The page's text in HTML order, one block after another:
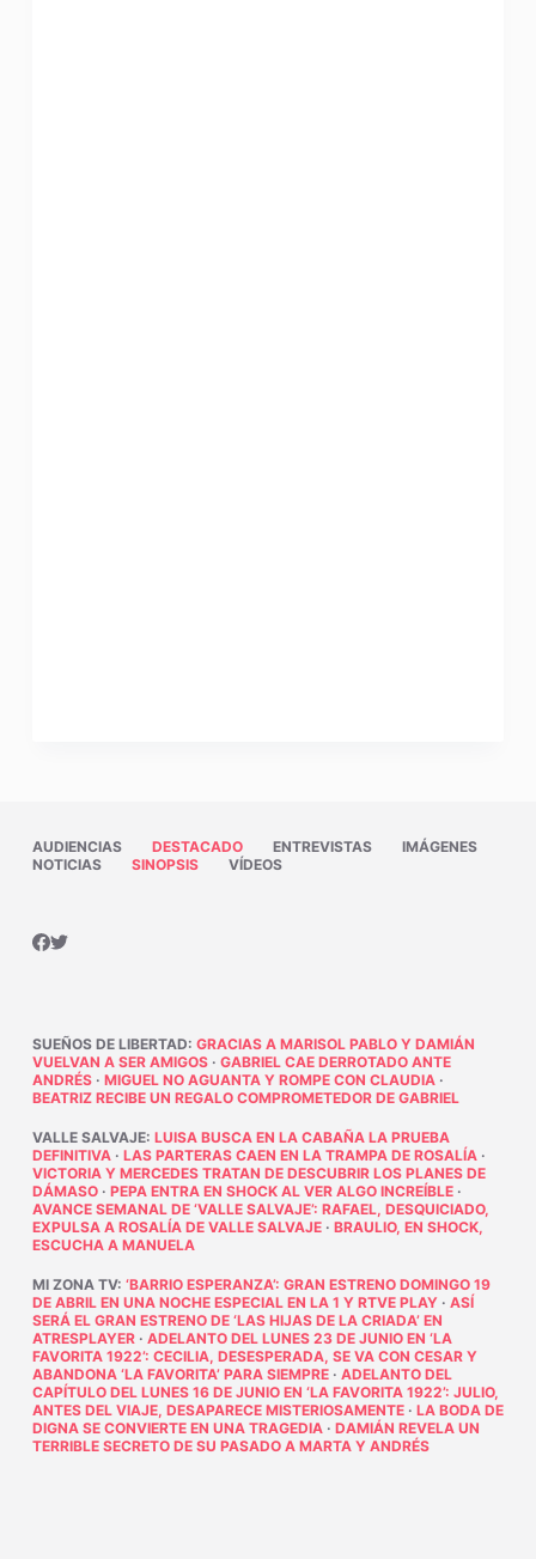
AUDIENCIAS DESTACADO ENTREVISTAS
IMÁGENES
NOTICIAS
SINOPSIS VÍDEOS
SUEÑOS DE LIBERTAD: GRACIAS A MARISOL PABLO Y DAMIÁN
VUELVAN A SER AMIGOS· GABRIEL CAE DERROTADO ANTE
ANDRÉS· MIGUEL NO AGUANTA Y ROMPE CON CLAUDIA·
BEATRIZ RECIBE UN REGALO COMPROMETEDOR DE GABRIEL
VALLE SALVAJE: LUISA BUSCA EN LA CABAÑA LA PRUEBA
DEFINITIVA· LAS PARTERAS CAEN EN LA TRAMPA DE ROSALÍA·
VICTORIA Y MERCEDES TRATAN DE DESCUBRIR LOS PLANES DE
DÁMASO· PEPA ENTRA EN SHOCK AL VER ALGO INCREÍBLE·
AVANCE SEMANAL DE ‘VALLE SALVAJE’: RAFAEL, DESQUICIADO,
EXPULSA A ROSALÍA DE VALLE SALVAJE· BRAULIO, EN SHOCK,
ESCUCHA A MANUELA
MI ZONA TV: ‘BARRIO ESPERANZA’: GRAN ESTRENO DOMINGO 19
DE ABRIL EN UNA NOCHE ESPECIAL EN LA 1 Y RTVE PLAY· ASÍ
SERÁ EL GRAN ESTRENO DE ‘LAS HIJAS DE LA CRIADA’ EN
ATRESPLAYER· ADELANTO DEL LUNES 23 DE JUNIO EN ‘LA
FAVORITA 1922’: CECILIA, DESESPERADA, SE VA CON CESAR Y
ABANDONA ‘LA FAVORITA’ PARA SIEMPRE· ADELANTO DEL
CAPÍTULO DEL LUNES 16 DE JUNIO EN ‘LA FAVORITA 1922’: JULIO,
ANTES DEL VIAJE, DESAPARECE MISTERIOSAMENTE· LA BODA DE
DIGNA SE CONVIERTE EN UNA TRAGEDIA· DAMIÁN REVELA UN
TERRIBLE SECRETO DE SU PASADO A MARTA Y ANDRÉS